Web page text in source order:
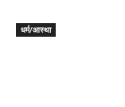
धर्म/आस्था